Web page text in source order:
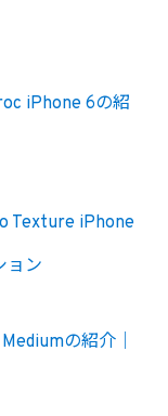
iPhone 6の紹
Texture iPhone
ョン
の紹介｜